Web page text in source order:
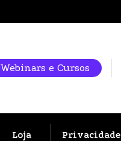
Webinars e Cursos
Loja Privacidade